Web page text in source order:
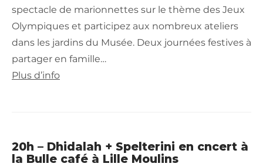
spectacle de marionnettes sur le thème des Jeux
Olympiques et participez aux nombreux ateliers
dans les jardins du Musée. Deux journées festives à
partager en famille…
Plus d’info
20h – Dhidalah + Spelterini en cncert à
la Bulle café à Lille Moulins